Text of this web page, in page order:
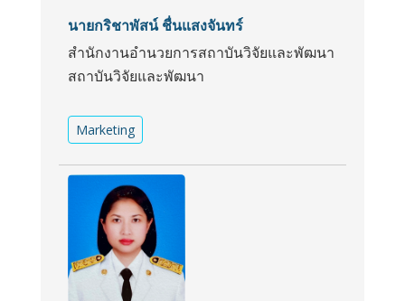
นายกริชาพัสน์ ชื่นแสงจันทร์
สำนักงานอำนวยการสถาบันวิจัยและพัฒนา
สถาบันวิจัยและพัฒนา
Marketing